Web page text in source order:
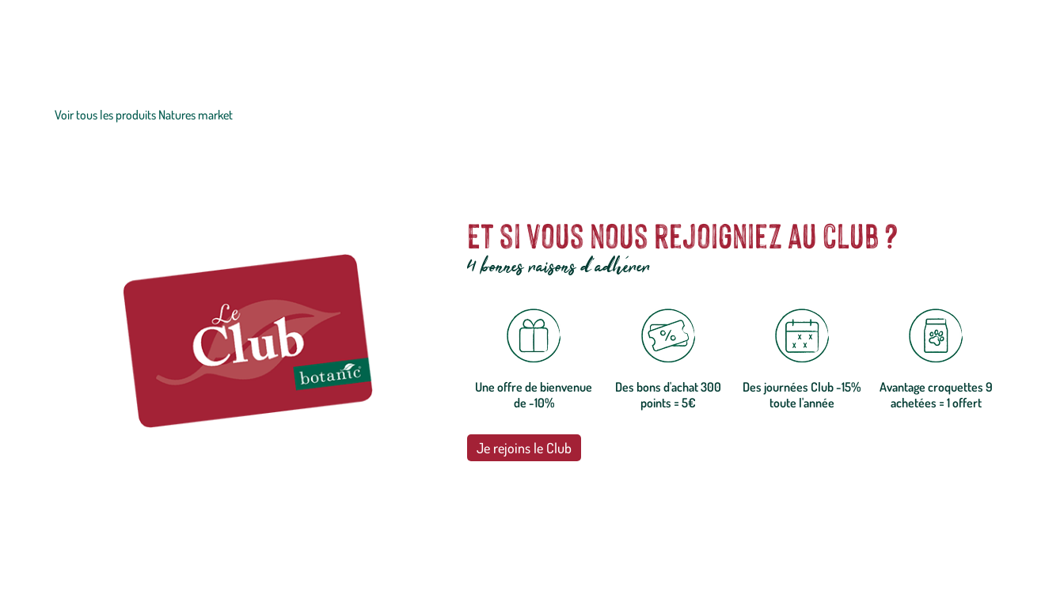
Voir tous les produits Natures market
Et si vous nous rejoigniez au club ?
4 bonnes raisons d'adhérer
Une offre de bienvenue
de -10%
Des bons d'achat 300
points = 5€
Des journées Club -15%
toute l'année
Avantage croquettes 9
achetées = 1 offert
Je rejoins le Club